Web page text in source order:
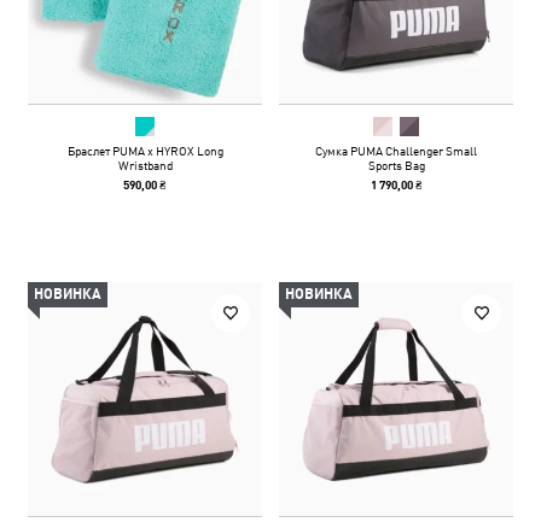
Браслет PUMA x HYROX Long
Wristband
590,00 ₴
Сумка PUMA Challenger Small
Sports Bag
1 790,00 ₴
НОВИНКА НОВИНКА